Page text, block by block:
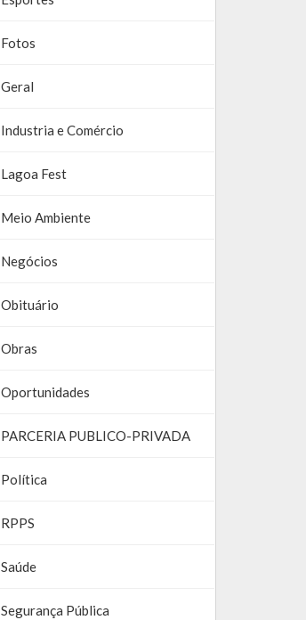
Fotos
Geral
Industria e Comércio
Lagoa Fest
Meio Ambiente
Negócios
Obituário
Obras
Oportunidades
PARCERIA PUBLICO-PRIVADA
Política
RPPS
Saúde
Segurança Pública